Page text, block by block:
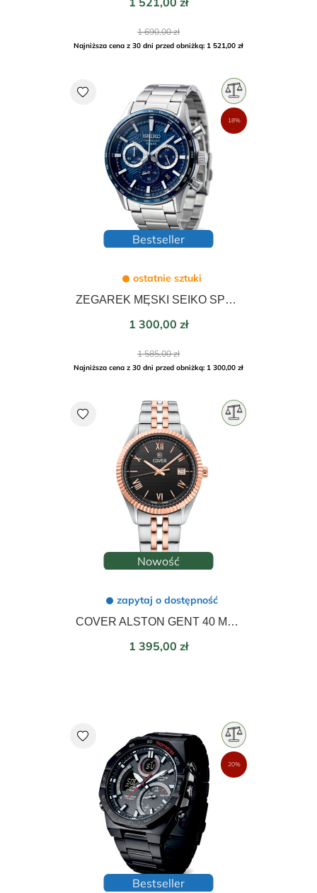
Cena
podstawowa
1 690,00 zł
Najniższa cena z 30 dni przed obniżką: 1 521,00 zł
Bestseller
ostatnie sztuki
ZEGAREK MĘSKI SEIKO SPORTS CHRONOGRAPH 43mm SSB445P1
Cena
1 300,00 zł
Cena
podstawowa
1 585,00 zł
Najniższa cena z 30 dni przed obniżką: 1 300,00 zł
favorite
18%
Nowość
zapytaj o dostępność
COVER ALSTON GENT 40 Mm CO216.09
Cena
1 395,00 zł
favorite
Bestseller
favorite
20%